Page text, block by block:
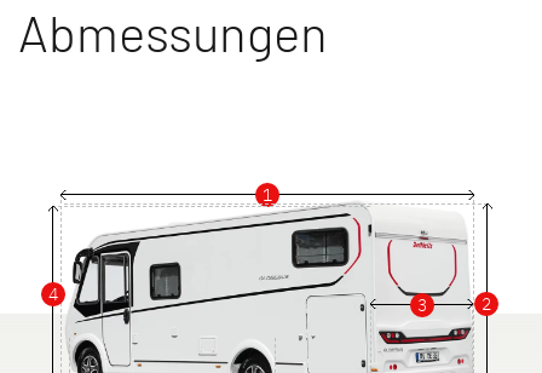
Abmessungen
1
2
3
4